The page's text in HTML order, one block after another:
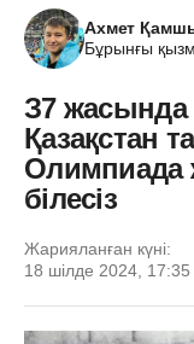
Ахмет
Бұрынғы
З7 жасында
Қазақстан
Олимпиада
білесіз
Жарияланған күні:
18 шілде 2024, 17:35